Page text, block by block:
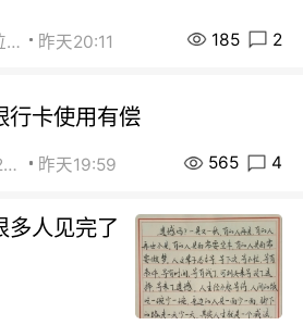
巴黎小卡拉咪 昨天20:11 185 2
行卡使用有偿
街友15402223 昨天19:59 565 4
多人见完了